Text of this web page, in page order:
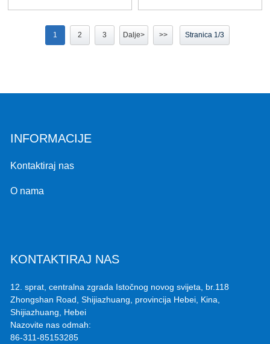
1 2 3 Dalje> >> Stranica 1/3
INFORMACIJE
Kontaktiraj nas
O nama
KONTAKTIRAJ NAS
12. sprat, centralna zgrada Istočnog novog svijeta, br.118
Zhongshan Road, Shijiazhuang, provincija Hebei, Kina,
Shijiazhuang, Hebei
Nazovite nas odmah:
86-311-85153285